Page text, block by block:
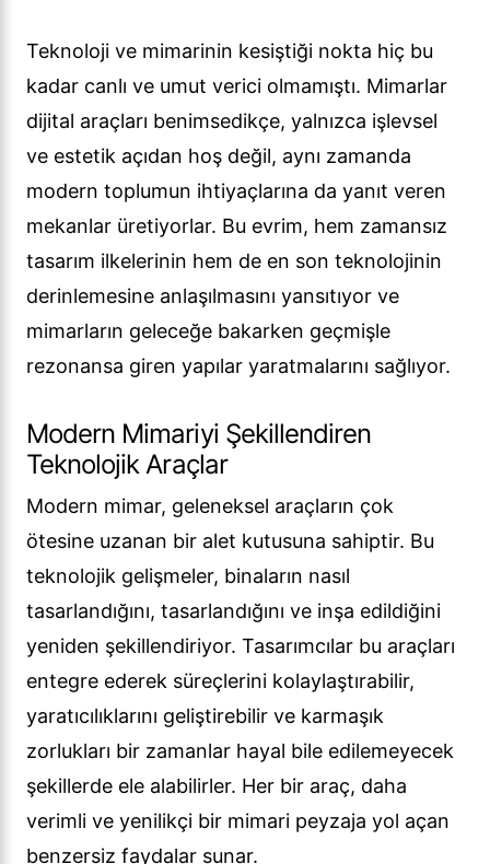
Teknoloji ve mimarinin kesiştiği nokta hiç bu
kadar canlı ve umut verici olmamıştı. Mimarlar
dijital araçları benimsedikçe, yalnızca işlevsel
ve estetik açıdan hoş değil, aynı zamanda
modern toplumun ihtiyaçlarına da yanıt veren
mekanlar üretiyorlar. Bu evrim, hem zamansız
tasarım ilkelerinin hem de en son teknolojinin
derinlemesine anlaşılmasını yansıtıyor ve
mimarların geleceğe bakarken geçmişle
rezonansa giren yapılar yaratmalarını sağlıyor.
Modern Mimariyi Şekillendiren
Teknolojik Araçlar
Modern mimar, geleneksel araçların çok
ötesine uzanan bir alet kutusuna sahiptir. Bu
teknolojik gelişmeler, binaların nasıl
tasarlandığını, tasarlandığını ve inşa edildiğini
yeniden şekillendiriyor. Tasarımcılar bu araçları
entegre ederek süreçlerini kolaylaştırabilir,
yaratıcılıklarını geliştirebilir ve karmaşık
zorlukları bir zamanlar hayal bile edilemeyecek
şekillerde ele alabilirler. Her bir araç, daha
verimli ve yenilikçi bir mimari peyzaja yol açan
benzersiz faydalar sunar.